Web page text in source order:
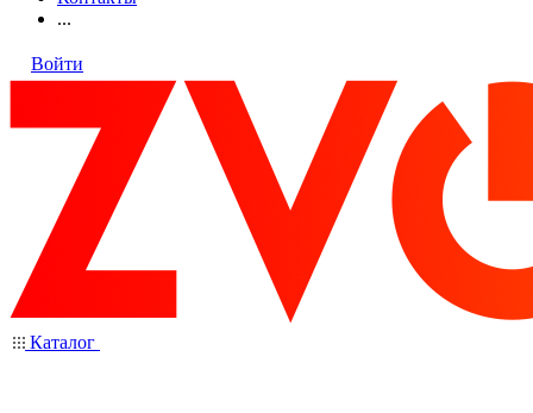
...
Войти
Каталог